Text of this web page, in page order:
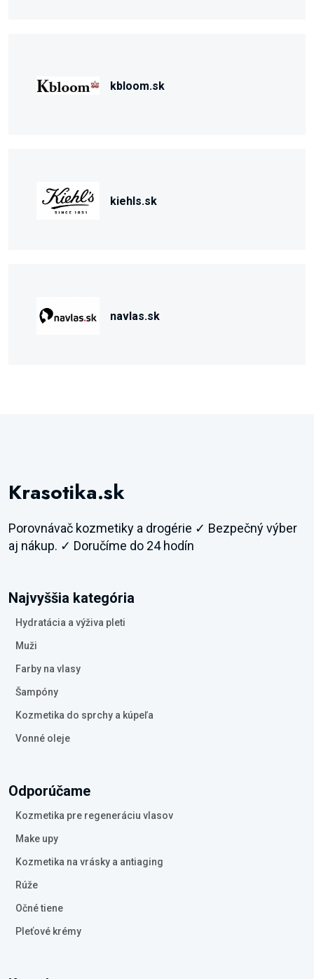
kbloom.sk
kiehls.sk
navlas.sk
Krasotika.sk
Porovnávač kozmetiky a drogérie ✓ Bezpečný výber
aj nákup. ✓ Doručíme do 24 hodín
Najvyššia kategória
Hydratácia a výživa pleti
Muži
Farby na vlasy
Šampóny
Kozmetika do sprchy a kúpeľa
Vonné oleje
Odporúčame
Kozmetika pre regeneráciu vlasov
Make upy
Kozmetika na vrásky a antiaging
Rúže
Očné tiene
Pleťové krémy